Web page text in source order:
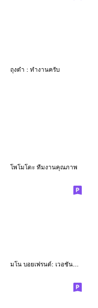
ถุงดำ : ทำงานครับ
โพโมโตะ ทีมงานคุณภาพ